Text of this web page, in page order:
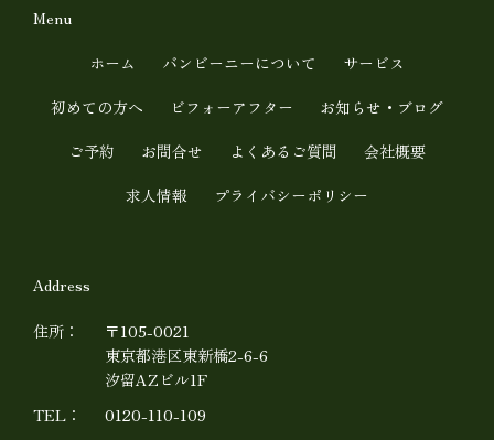
t
b
e
Menu
ホーム バンビーニーについて
サービス
初めての方へ
ビフォーアフター
お知らせ・ブログ
ご予約
お問合せ よくあるご質問
会社概要
求人情報
プライバシーポリシー
Address
住所：
〒105-0021
東京都港区東新橋2-6-6
汐留AZビル1F
TEL：
0120-110-109